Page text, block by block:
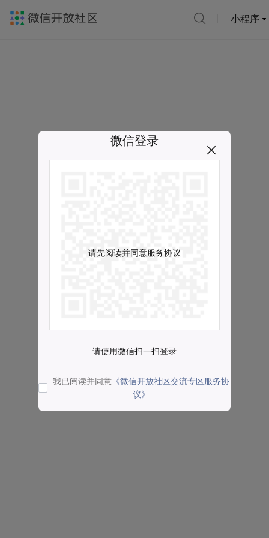
小程序
微信登录
请先阅读并同意服务协议
请使用微信扫一扫登录
我已阅读并同意 《微信开放社区交流专区服务协
议》